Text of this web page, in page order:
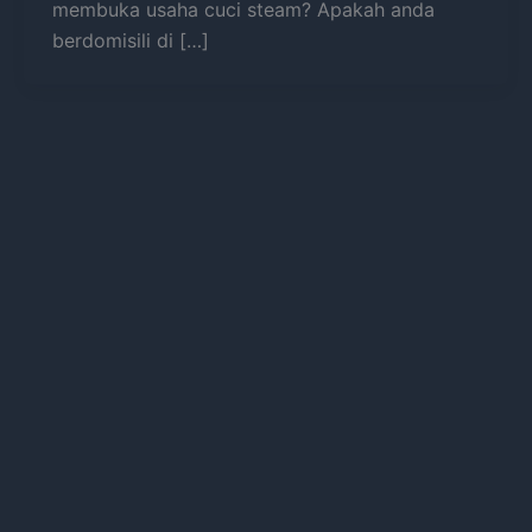
membuka usaha cuci steam? Apakah anda
berdomisili di […]